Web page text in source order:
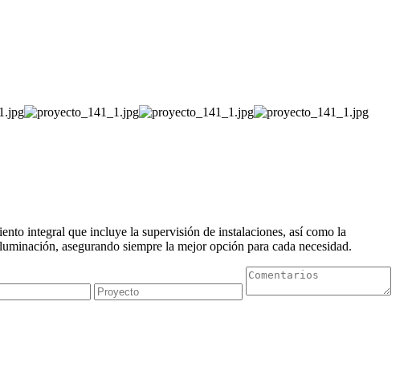
integral que incluye la supervisión de instalaciones, así como la
asegurando siempre la mejor opción para cada necesidad.